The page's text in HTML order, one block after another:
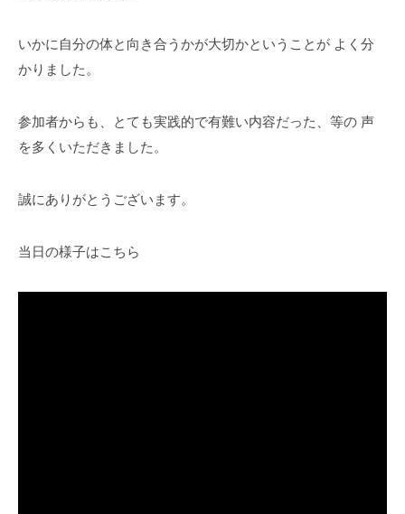
いかに自分の体と向き合うかが大切かということが よく分
かりました。
参加者からも、とても実践的で有難い内容だった、等の 声
を多くいただきました。
誠にありがとうございます。
当日の様子はこちら